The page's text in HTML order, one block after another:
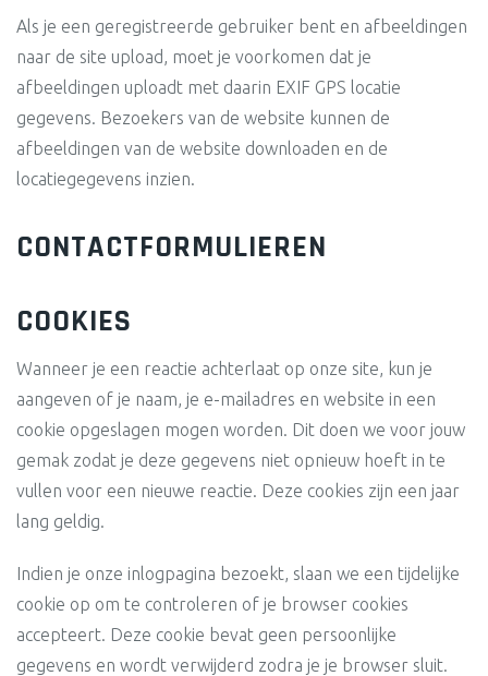
Als je een geregistreerde gebruiker bent en afbeeldingen
naar de site upload, moet je voorkomen dat je
afbeeldingen uploadt met daarin EXIF GPS locatie
gegevens. Bezoekers van de website kunnen de
afbeeldingen van de website downloaden en de
locatiegegevens inzien.
CONTACTFORMULIEREN
COOKIES
Wanneer je een reactie achterlaat op onze site, kun je
aangeven of je naam, je e-mailadres en website in een
cookie opgeslagen mogen worden. Dit doen we voor jouw
gemak zodat je deze gegevens niet opnieuw hoeft in te
vullen voor een nieuwe reactie. Deze cookies zijn een jaar
lang geldig.
Indien je onze inlogpagina bezoekt, slaan we een tijdelijke
cookie op om te controleren of je browser cookies
accepteert. Deze cookie bevat geen persoonlijke
gegevens en wordt verwijderd zodra je je browser sluit.